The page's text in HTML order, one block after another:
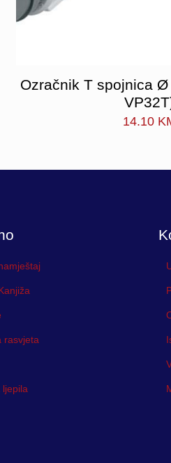
Ozračnik T spojnica
14.10
rasvjeta
ljepila